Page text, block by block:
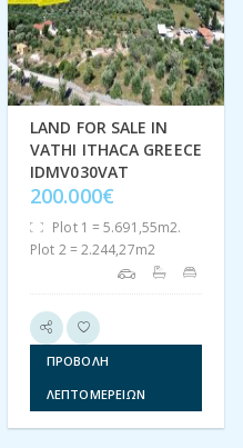
LAND FOR SALE IN
VATHI ITHACA GREECE
IDMV030VAT
200.000€
Plot 1 = 5.691,55m2.
Plot 2 = 2.244,27m2
ΠΡΟΒΟΛΉ
ΛΕΠΤΟΜΕΡΕΙΏΝ